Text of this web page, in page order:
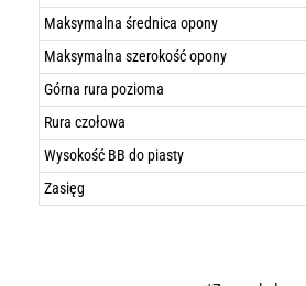
Maksymalna średnica opony
Maksymalna szerokość opony
Górna rura pozioma
Rura czołowa
Wysokość BB do piasty
Zasięg